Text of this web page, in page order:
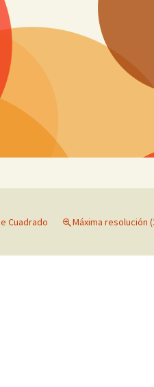
Cuadrado Máxima resolución